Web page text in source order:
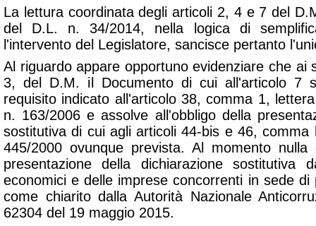
La lettura coordinata degli articoli 2, 4 e 7 del
del D.L. n. 34/2014, nella logica di
l'intervento del Legislatore, sancisce pertanto
Al riguardo appare opportuno evidenziare che ai
3, del D.M. il Documento di cui all'articolo 7
requisito indicato all'articolo 38, comma 1,
n. 163/2006 e assolve all'obbligo della
sostitutiva di cui agli articoli 44-bis e 46,
445/2000 ovunque prevista. Al momento
presentazione della dichiarazione sostitutiva
economici e delle imprese concorrenti in sede di
come chiarito dalla Autorità Nazionale
62304 del 19 maggio 2015.